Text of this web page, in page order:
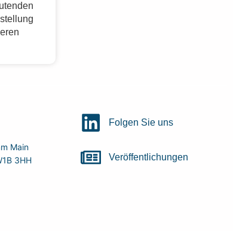
Main
3HH
Folgen Sie uns
Veröffentlichungen